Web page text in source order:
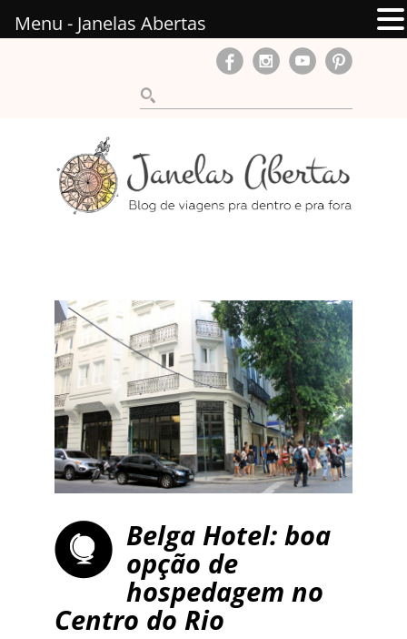
Belga Hotel: boa
opção de
hospedagem no
Centro do Rio
Menu - Janelas Abertas